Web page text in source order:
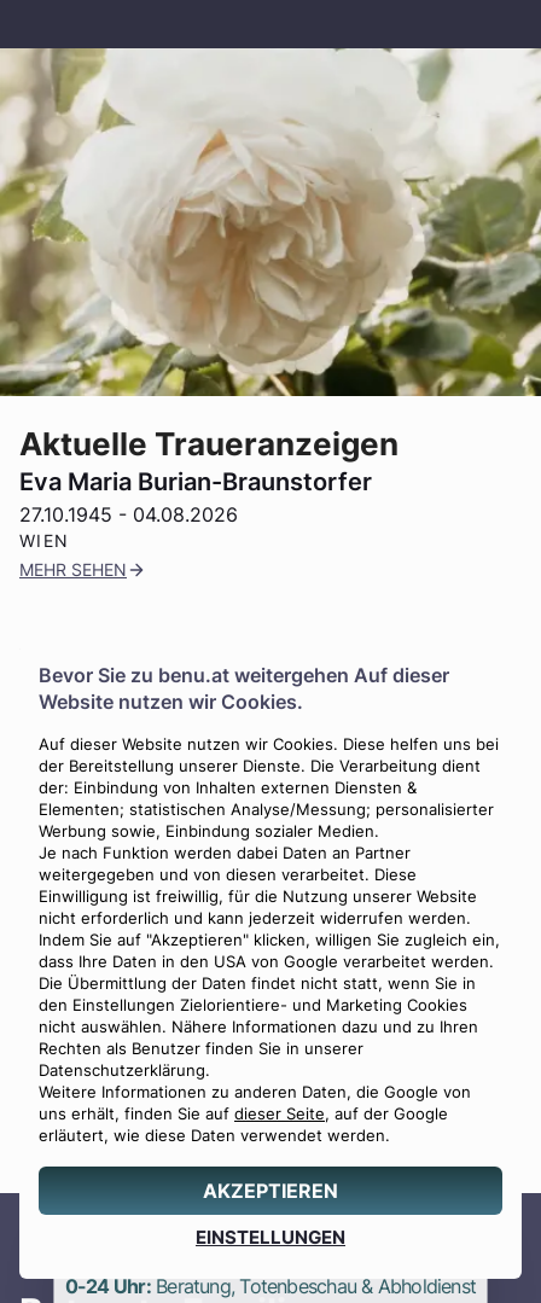
Bevor Sie zu benu.at weitergehen Auf dieser
Website nutzen wir Cookies.
Auf dieser Website nutzen wir Cookies. Diese helfen uns bei
der Bereitstellung unserer Dienste. Die Verarbeitung dient
der: Einbindung von Inhalten externen Diensten &
Elementen; statistischen Analyse/Messung; personalisierter
Werbung sowie, Einbindung sozialer Medien.
Je nach Funktion werden dabei Daten an Partner
weitergegeben und von diesen verarbeitet. Diese
Einwilligung ist freiwillig, für die Nutzung unserer Website
nicht erforderlich und kann jederzeit widerrufen werden.
Indem Sie auf "Akzeptieren" klicken, willigen Sie zugleich ein,
dass Ihre Daten in den USA von Google verarbeitet werden.
Die Übermittlung der Daten findet nicht statt, wenn Sie in
den Einstellungen Zielorientiere- und Marketing Cookies
nicht auswählen. Nähere Informationen dazu und zu Ihren
Rechten als Benutzer finden Sie in unserer
Datenschutzerklärung.
Weitere Informationen zu anderen Daten, die Google von
uns erhält, finden Sie auf dieser Seite, auf der Google
erläutert, wie diese Daten verwendet werden.
AKZEPTIEREN
EINSTELLUNGEN
0800 88 44 04
erstellen
0-24 Uhr:Beratung, Totenbeschau & Abholdienst
Aktuelle Traueranzeigen
Eva Maria Burian-Braunstorfer
27.10.1945 - 04.08.2026
WIEN
MEHR SEHEN
25.10.1942 03.08.2026
MEHR SEHEN
Gerold Lorenz
27.03.1937-02.08.2026
LEONDING
MEHR SEHEN
Angelika Hutter-Dimany
14.05.1960-02.08.2026
WIEN
MEHR SEHEN
Alle Traueranzeigen